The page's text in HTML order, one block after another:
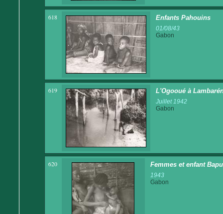
618 Enfants Pahouins
01/08/43
Gabon
619 L'Ogooué à
Juillet 1942
Gabon
620 Femmes et enfant
1943
Gabon